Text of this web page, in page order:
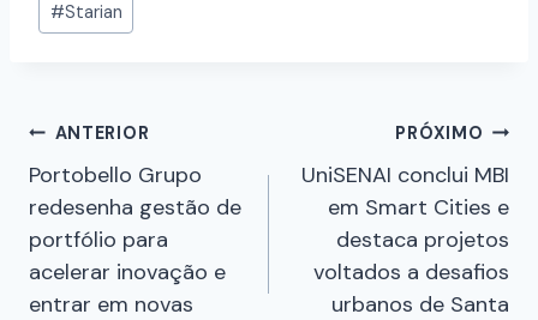
#Starian
ANTERIOR
Portobello Grupo
redesenha gestão de
portfólio para
acelerar inovação e
entrar em novas
PRÓXIMO
UniSENAI conclui MBI
em Smart Cities e
destaca projetos
voltados a desafios
urbanos de Santa